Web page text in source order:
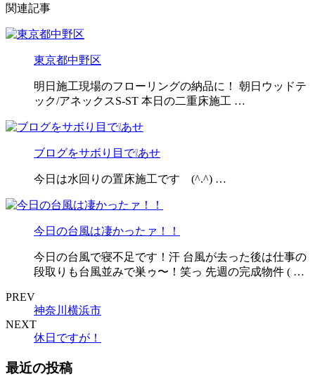
関連記事
東京都中野区
明日施工現場のフローリングの納品に！ 朝日ウッドテ
ック/アネックスS-ST 本日の二重床施工 …
ブログをサボり目で❕あせ
今日は水回りの置床施工です (^.^) …
今日の台風は凄かったァ！！
今日の台風で寝不足です！汗 台風が去った後は仕事の
段取りも台風並みで巣ゥ〜！笑っ 先週の完成物件 ( …
PREV
神奈川横浜市
NEXT
休日ですが！
最近の投稿